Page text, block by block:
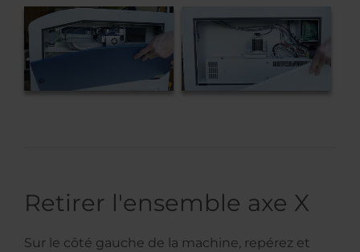
Retirer l'ensemble axe X
Sur le côté gauche de la machine, repérez et